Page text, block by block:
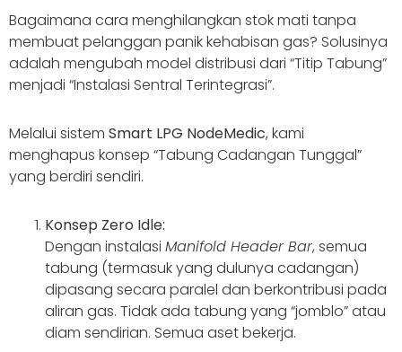
Bagaimana cara menghilangkan stok mati tanpa
membuat pelanggan panik kehabisan gas? Solusinya
adalah mengubah model distribusi dari “Titip Tabung”
menjadi “Instalasi Sentral Terintegrasi”.
Melalui sistem Smart LPG NodeMedic, kami
menghapus konsep “Tabung Cadangan Tunggal”
yang berdiri sendiri.
Konsep Zero Idle:
Dengan instalasi Manifold Header Bar, semua
tabung (termasuk yang dulunya cadangan)
dipasang secara paralel dan berkontribusi pada
aliran gas. Tidak ada tabung yang “jomblo” atau
diam sendirian. Semua aset bekerja.